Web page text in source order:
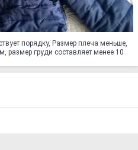
порядку, Размер плеча меньше,
размер груди составляет менее 10